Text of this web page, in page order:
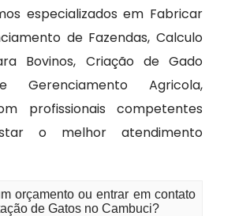
especializados em Fabricar
de Fazendas, Calculo
Bovinos, Criação de Gado
Gerenciamento Agricola,
profissionais competentes
o melhor atendimento
orçamento ou entrar em contato
de Gatos no Cambuci?